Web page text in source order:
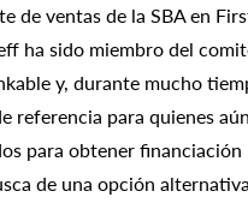
de ventas de la SBA en
ha sido miembro del
y, durante mucho
referencia para quienes
para obtener financiación
de una opción